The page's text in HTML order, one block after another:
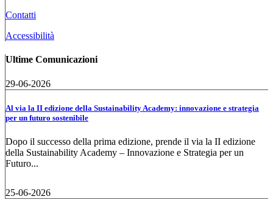
Contatti
Accessibilità
Ultime Comunicazioni
29-06-2026
Al via la II edizione della Sustainability Academy: innovazione e strategia
per un futuro sostenibile
Dopo il successo della prima edizione, prende il via la II edizione
della Sustainability Academy – Innovazione e Strategia per un
Futuro...
25-06-2026